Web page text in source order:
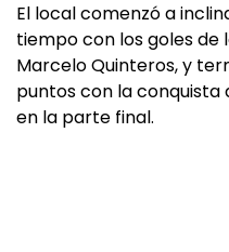
El local comenzó a
tiempo con los goles de
Marcelo Quinteros, y
puntos con la conquista
en la parte final.